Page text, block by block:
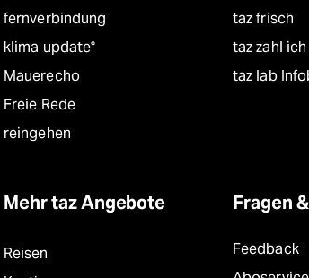
fernverbindung
klima update°
Mauerecho
Freie Rede
reingehen
taz frisch
taz zahl ich
taz lab
Mehr taz Angebote
Reisen
Fragen
Feedback